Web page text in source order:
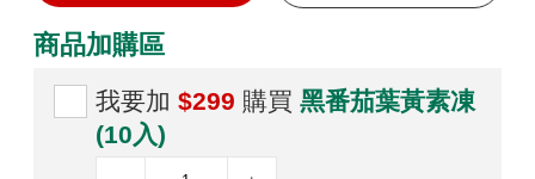
商品加購區
我要加 $299 購買 黑番茄葉黃素凍
(10入)